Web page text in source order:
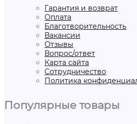
Гарантия и возврат
Оплата
Благотворительность
Вакансии
Отзывы
Вопрос/ответ
Карта сайта
Сотрудничество
Политика
Популярные товары